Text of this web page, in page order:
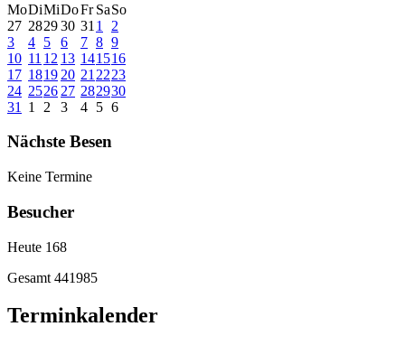
MoDiMiDoFr SaSo
27 282930 31 1
2
3
4 5 6 7 8 9
10 11 12 13 141516
17 1819 20 21 2223
24 2526 27 282930
31
1 2 3 4 5 6
Nächste Besen
Keine Termine
Besucher
Heute 168
Gesamt 441985
Terminkalender